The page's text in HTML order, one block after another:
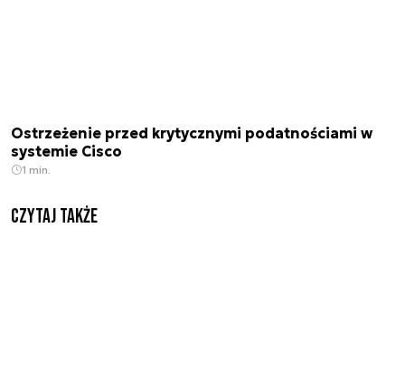
Ostrzeżenie przed krytycznymi podatnościami w
systemie Cisco
1 min.
Czytaj także